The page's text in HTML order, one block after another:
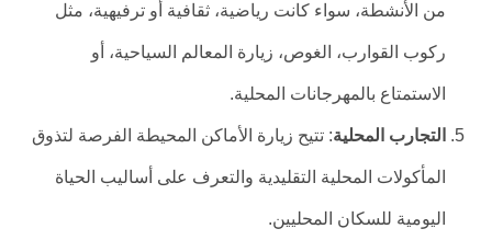
من الأنشطة، سواء كانت رياضية، ثقافية أو ترفيهية، مثل
ركوب القوارب، الغوص، زيارة المعالم السياحية، أو
الاستمتاع بالمهرجانات المحلية.
التجارب المحلية: تتيح زيارة الأماكن المحيطة الفرصة لتذوق
المأكولات المحلية التقليدية والتعرف على أساليب الحياة
اليومية للسكان المحليين.